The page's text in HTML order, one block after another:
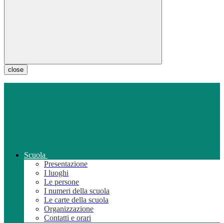
close
Scuola
Presentazione
I luoghi
Le persone
I numeri della scuola
Le carte della scuola
Organizzazione
Contatti e orari